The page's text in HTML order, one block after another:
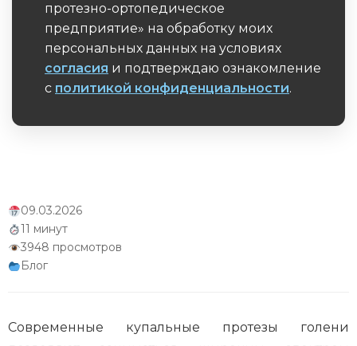
Экономические аспекты
Заключение
протезно-ортопедическое
предприятие» на обработку моих
персональных данных на условиях
согласия и подтверждаю ознакомление
с политикой конфиденциальности.
09.03.2026
11 минут
3948 просмотров
Блог
Современные купальные протезы голени